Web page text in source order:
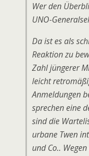
Wer den
UNO-
Da ist es als
Reaktion zu
Zahl jüngerer
leicht
Anmeldungen
sprechen eine
sind die
urbane Twen
und Co..